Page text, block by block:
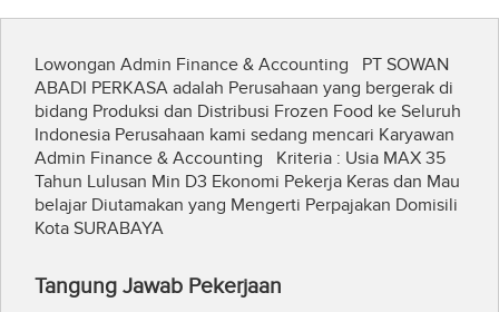
Lowongan Admin Finance & Accounting PT SOWAN
ABADI PERKASA adalah Perusahaan yang bergerak di
bidang Produksi dan Distribusi Frozen Food ke Seluruh
Indonesia Perusahaan kami sedang mencari Karyawan
Admin Finance & Accounting Kriteria : Usia MAX 35
Tahun Lulusan Min D3 Ekonomi Pekerja Keras dan Mau
belajar Diutamakan yang Mengerti Perpajakan Domisili
Kota SURABAYA
Tangung Jawab Pekerjaan